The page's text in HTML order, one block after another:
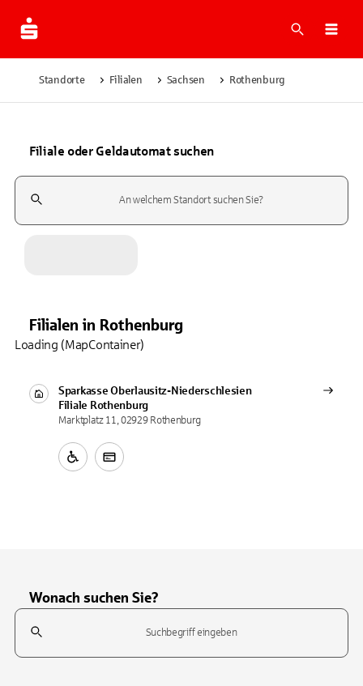
Suche
Standorte Filialen Sachsen Rothenburg
Filiale oder Geldautomat suchen
Suchfeld
Filialen in Rothenburg
Sparkasse Oberlausitz-Niederschlesien
Filiale Rothenburg
Marktplatz 11, 02929 Rothenburg
Loading (MapContainer)
Wonach suchen Sie?
Suchfeld